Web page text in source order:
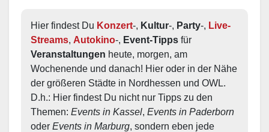
Hier findest Du Konzert-, Kultur-, Party-, Live-
Streams, Autokino-, Event-Tipps
Veranstaltungen heute, morgen, am
Wochenende und danach! Hier oder in der Nähe
der größeren Städte in Nordhessen und OWL.
D.h.: Hier findest Du nicht nur Tipps zu den
Themen: Events in Kassel, Events in Paderborn
oder Events in Marburg, sondern eben jede